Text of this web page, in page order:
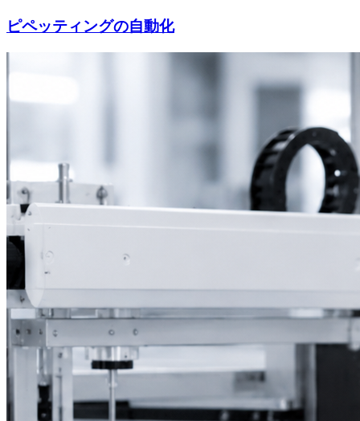
ピペッティングの自動化